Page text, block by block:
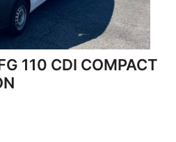
110 CDI COMPACT